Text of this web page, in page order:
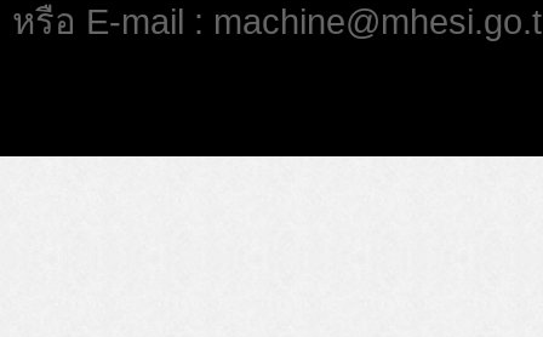
หรือ E-mail :